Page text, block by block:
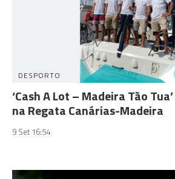
DESPORTO
‘Cash A Lot – Madeira Tão
na Regata Canárias-Madeira
9 Set 16:54